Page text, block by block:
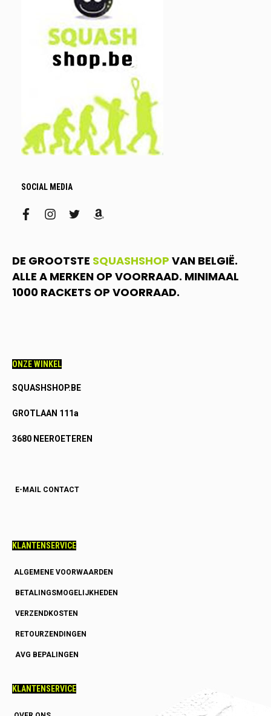
SOCIAL MEDIA
facebookinstagram
twitteramazon
DE GROOTSTE SQUASHSHOP VAN BELGIË.
ALLE A MERKEN OP VOORRAAD. MINIMAAL
1000 RACKETS OP VOORRAAD.
ONZE WINKEL
SQUASHSHOP.BE
GROTLAAN 111a
3680 NEEROETEREN
E-MAIL CONTACT
KLANTENSERVICE
ALGEMENE VOORWAARDEN
BETALINGSMOGELIJKHEDEN
VERZENDKOSTEN
RETOURZENDINGEN
AVG BEPALINGEN
KLANTENSERVICE